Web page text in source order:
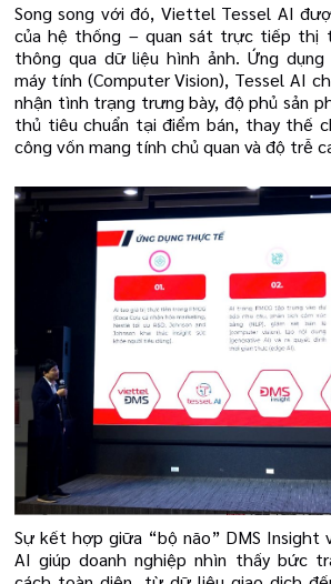
Song song với đó, Viettel Tessel AI
của hệ thống – quan sát trực tiếp thị
thông qua dữ liệu hình ảnh. Ứng
máy tính (Computer Vision), Tessel AI
nhận tình trạng trưng bày, độ phủ sản
thủ tiêu chuẩn tại điểm bán, thay thế
công vốn mang tính chủ quan và độ trễ
Sự kết hợp giữa “bộ não” DMS Insight
AI giúp doanh nghiệp nhìn thấy bức